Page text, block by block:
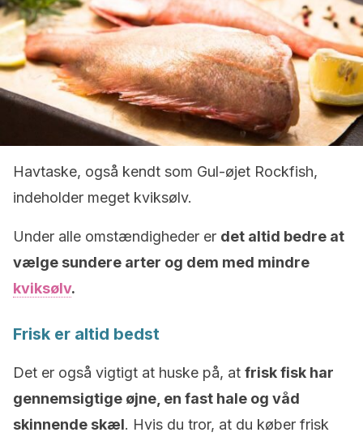
Havtaske, også kendt som Gul-øjet Rockfish,
indeholder meget kviksølv.
Under alle omstændigheder er det altid bedre at
vælge sundere arter og dem med mindre
kviksølv.
Frisk er altid bedst
Det er også vigtigt at huske på, at frisk fisk har
gennemsigtige øjne, en fast hale og våd
skinnende skæl. Hvis du tror, at du køber frisk